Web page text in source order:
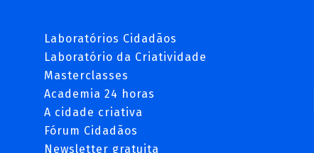
Laboratórios Cidadãos
Laboratório da Criatividade
Masterclasses
Academia 24 horas
A cidade criativa
Fórum Cidadãos
Newsletter gratuita